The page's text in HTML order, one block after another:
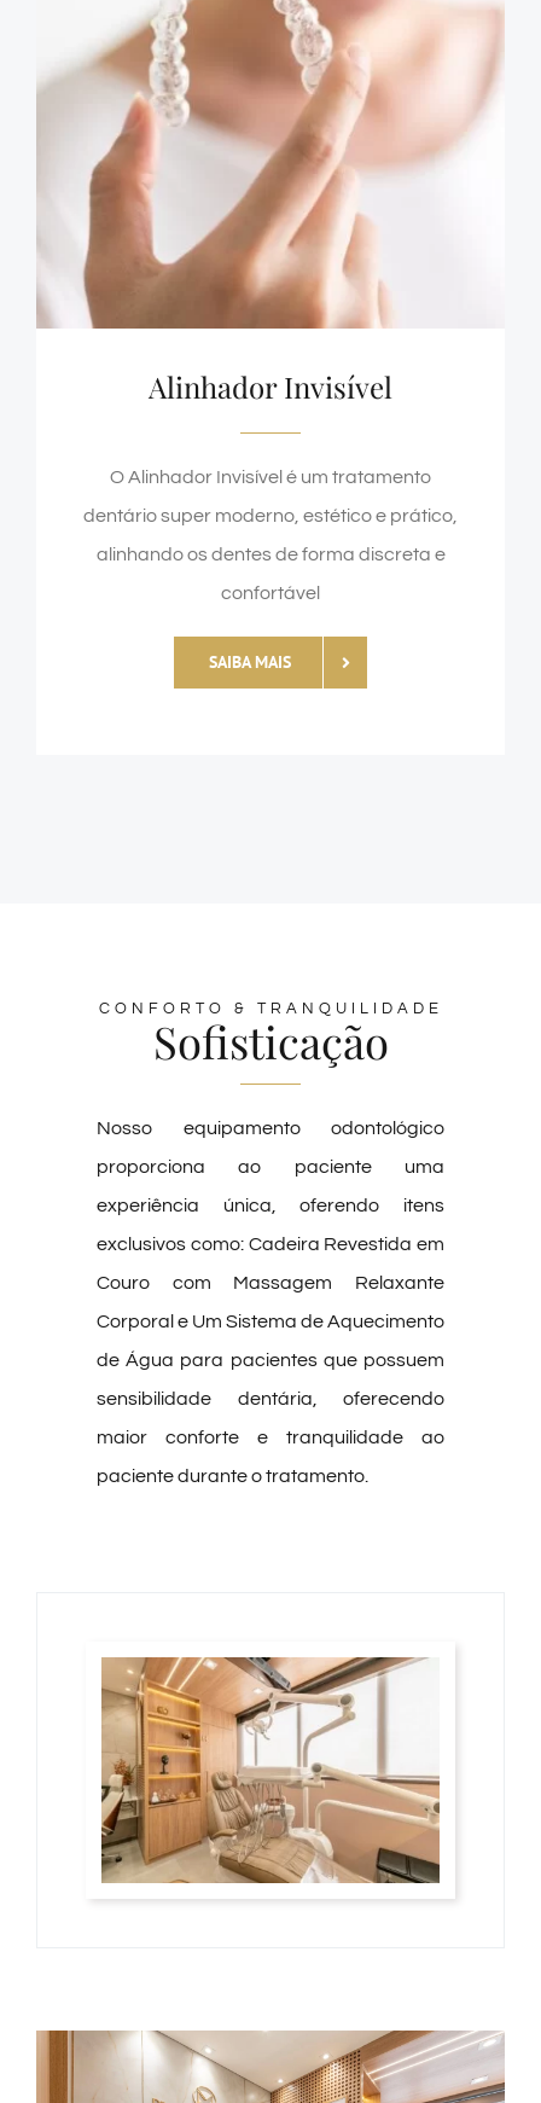
Alinhador Invisível
O Alinhador Invisível é um tratamento
dentário super moderno, estético e prático,
alinhando os dentes de forma discreta e
confortável
SAIBA MAIS
CONFORTO & TRANQUILIDADE
Sofisticação
Nosso equipamento odontológico
proporciona ao paciente uma
experiência única, oferendo itens
exclusivos como: Cadeira Revestida em
Couro com Massagem Relaxante
Corporal e Um Sistema de Aquecimento
de Água para pacientes que possuem
sensibilidade dentária, oferecendo
maior conforte e tranquilidade ao
paciente durante o tratamento.